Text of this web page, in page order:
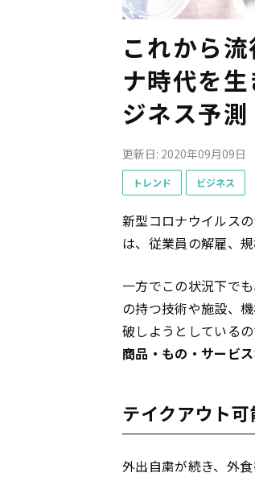
これから
ナ時代を
ジネス予測
更新日: 2020年09月09日
トレンド ビジネス
新型コロナウイルス
は、従業員の解雇、
一方でこの状況下でも
の持つ技術や施設、
破しようとしている
商品・もの・サービス
テイクアウト
外出自粛が続き、外